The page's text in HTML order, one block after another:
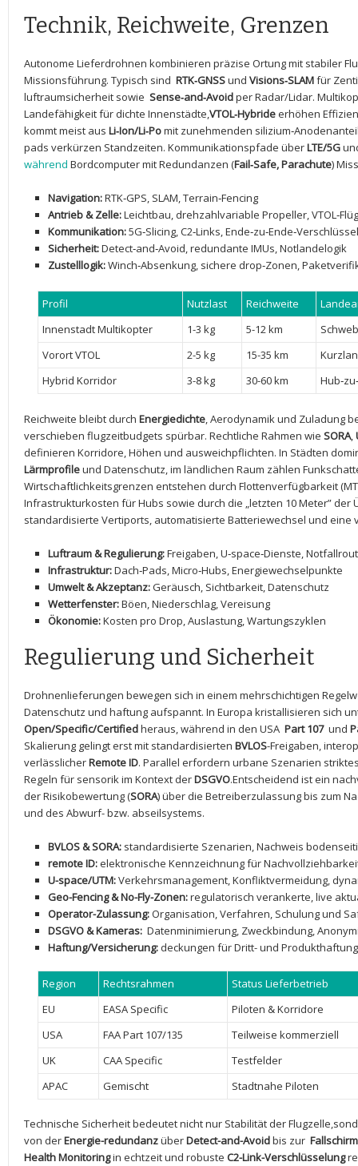
Technik, Reichweite, Grenzen
Autonome Lieferdrohnen ​kombinieren präzise Ortung⁢ mit stabiler
Missionsführung. Typisch sind ‍ RTK‑GNSSund Visions‑SLAMfür
luftraumsicherheit sowie ⁣ Sense‑and‑Avoidper Radar/Lidar.
Landefähigkeit⁢ für dichte Innenstädte,VTOL‑Hybrideerhöhen
kommt meist aus Li‑Ion/Li‑Pomit​ zunehmenden⁣
pads verkürzen Standzeiten. Kommunikationspfade überLTE/5G
während Bordcomputer mit Redundanzen​ (Fail‑Safe, Parachute)
Navigation:RTK‑GPS, SLAM, Terrain‑Fencing
Antrieb ​& Zelle:Leichtbau, drehzahlvariable Propeller,
Kommunikation:5G‑Slicing,‍ C2‑Links,
Sicherheit:Detect‑and‑Avoid,‍ redundante IMUs, ⁢Notlandelogik
Zustelllogik:Winch‑Absenkung, sichere ⁤drop‑Zonen,
Profil Nutzlast Reichweite
Innenstadt Multikopter
1-3 ‌kg 5-12 ⁢km
Vorort VTOL
2-5​ kg 15-35 km
Hybrid Korridor
3-8 kg 30-60 km
Reichweite bleibt durch Energiedichte, Aerodynamik⁤ und Zuladung
verschieben flugzeitbudgets spürbar. Rechtliche Rahmen wie SORA,
⁤definieren ⁣Korridore, Höhen und ausweichpflichten. In⁢ Städten
Lärmprofileund Datenschutz, im‌ ländlichen Raum zählen
Wirtschaftlichkeitsgrenzen entstehen durch Flottenverfügbarkeit​
Infrastrukturkosten für Hubs ⁣sowie durch die ‌„letzten 10 Meter” der
standardisierte⁢ Vertiports,⁤ automatisierte Batteriewechsel und eine
Luftraum & Regulierung:Freigaben, U‑space‑Dienste,⁣
Infrastruktur:Dach‑Pads, Micro‑Hubs, Energiewechselpunkte
Umwelt & ‍Akzeptanz:Geräusch, Sichtbarkeit, Datenschutz
Wetterfenster:Böen, Niederschlag,‍ Vereisung
Ökonomie:Kosten pro Drop,⁣ Auslastung, Wartungszyklen
Regulierung und Sicherheit
Drohnenlieferungen bewegen sich ⁤in einem mehrschichtigen
Datenschutz ⁤und⁤ haftung aufspannt. In Europa kristallisieren sich
Open/Specific/Certifiedheraus, während in den USA ⁢ Part 107​ und
Skalierung gelingt erst ⁤mit standardisierten BVLOS-Freigaben,
verlässlicher‍Remote‍ ID. Parallel erfordern​ urbane Szenarien‍
Regeln für sensorik​ im Kontext der‍DSGVO.Entscheidend ist‌ ein
der⁤ Risikobewertung⁢ (SORA) über die Betreiberzulassung bis zum
und des Abwurf- bzw.‌ abseilsystems.
BVLOS & ⁤SORA: standardisierte Szenarien, Nachweis
remote​ ID:elektronische Kennzeichnung für
U-space/UTM:Verkehrsmanagement, ​Konfliktvermeidung,
Geo-Fencing & No-Fly-Zonen:regulatorisch verankerte, live
Operator-Zulassung:Organisation, ⁢Verfahren, Schulung und
DSGVO & Kameras: Datenminimierung, Zweckbindung,
Haftung/Versicherung: deckungen für Dritt-‍ und
Region Rechtsrahmen
Status Lieferbetrieb
EU
EASA Specific
Piloten ⁤& Korridore
USA
FAA Part 107/135
Teilweise kommerziell
UK
CAA Specific
Testfelder
APAC
Gemischt Stadtnahe Piloten
Technische Sicherheit⁣ bedeutet nicht ⁤nur Stabilität der
⁣von derEnergie-redundanzüberDetect-and-Avoidbis zur ⁢
Health‌ Monitoringin echtzeit ‌und⁢ robuste C2-Link-Verschlüsselung